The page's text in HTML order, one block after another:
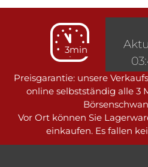
3min
Preisgarantie: unsere
online selbstständig alle 3
Vor Ort können Sie
einkaufen. Es fallen